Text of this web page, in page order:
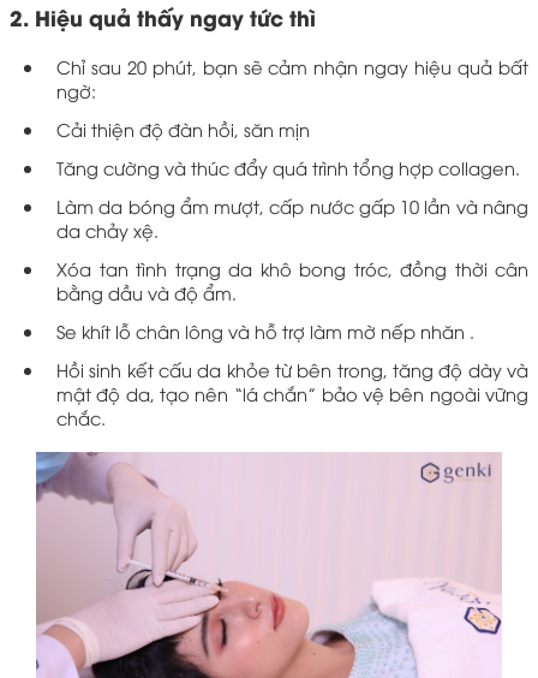
2. Hiệu quả thấy ngay tức thì
Chỉ sau 20 phút, bạn sẽ cảm nhận ngay hiệu quả bất
ngờ:
Cải thiện độ đàn hồi, săn mịn
Tăng cường và thúc đẩy quá trình tổng hợp collagen.
Làm da bóng ẩm mượt, cấp nước gấp 10 lần và nâng
da chảy xệ.
Xóa tan tình trạng da khô bong tróc, đồng thời cân
bằng dầu và độ ẩm.
Se khít lỗ chân lông và hỗ trợ làm mờ nếp nhăn .
Hồi sinh kết cấu da khỏe từ bên trong, tăng độ dày và
mật độ da, tạo nên “lá chắn” bảo vệ bên ngoài vững
chắc.